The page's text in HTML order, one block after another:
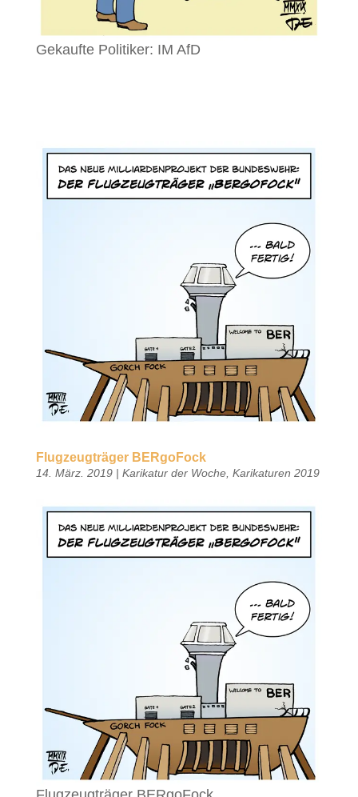
Gekaufte Politiker: IM AfD
Flugzeugträger BERgoFock
14. März. 2019| Karikatur der Woche, Karikaturen 2019